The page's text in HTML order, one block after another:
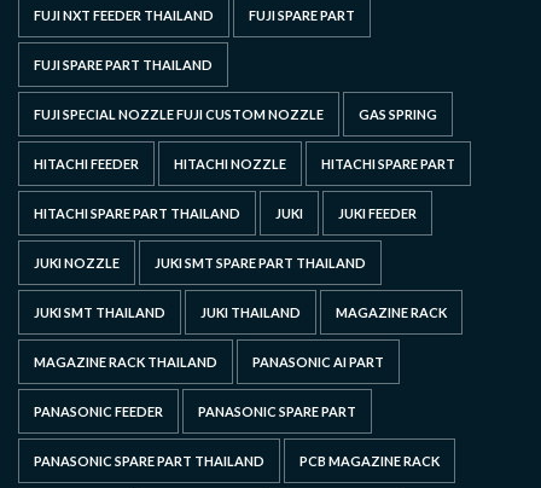
FUJI NXT FEEDER THAILAND FUJI SPARE PART
FUJI SPARE PART THAILAND
FUJI SPECIAL NOZZLE FUJI CUSTOM NOZZLE GAS SPRING
HITACHI FEEDER HITACHI NOZZLE HITACHI SPARE PART
HITACHI SPARE PART THAILAND JUKI JUKI FEEDER
JUKI NOZZLE JUKI SMT SPARE PART THAILAND
JUKI SMT THAILAND JUKI THAILAND MAGAZINE RACK
MAGAZINE RACK THAILAND PANASONIC AI PART
PANASONIC FEEDER PANASONIC SPARE PART
PANASONIC SPARE PART THAILAND PCB MAGAZINE RACK